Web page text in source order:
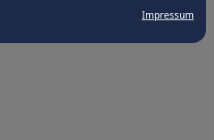
Impressum